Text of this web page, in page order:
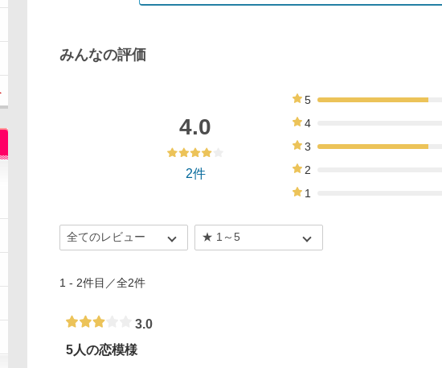
みんなの評価
4.0
2件
5
4
3
2
1
1 - 2件目／全2件
3.0
5人の恋模様